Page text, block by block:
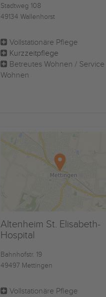
Stadtweg 108
49134 Wallenhorst
Vollstationäre Pflege
Kurzzeitpflege
Betreutes Wohnen / Service
Wohnen
Altenheim St. Elisabeth-
Hospital
Bahnhofstr. 19
49497 Mettingen
Vollstationäre Pflege